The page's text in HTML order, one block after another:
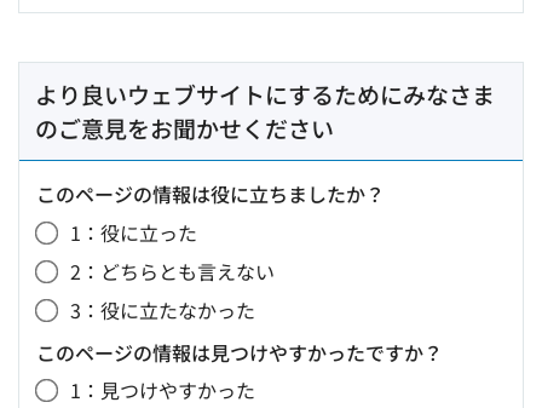
より良いウェブサイトにするためにみなさま
のご意見をお聞かせください
このページの情報は役に立ちましたか？
1：役に立った
2：どちらとも言えない
3：役に立たなかった
このページの情報は見つけやすかったですか？
1：見つけやすかった